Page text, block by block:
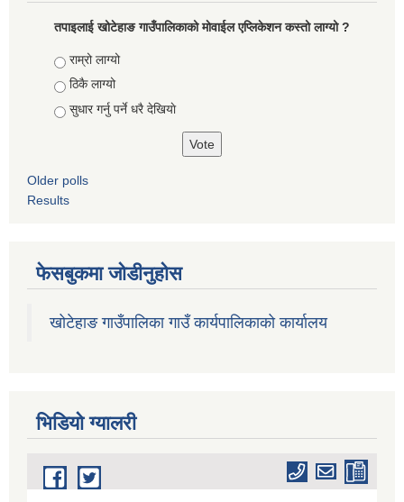
तपाइलाई खोटेहाङ गाउँपालिकाको माेवाईल एप्लिकेशन कस्तो लाग्यो ?
Choices
राम्रो लाग्यो
ठिकै लाग्यो
सुधार गर्नु पर्ने धरै देखियाे
Older polls
Results
फेसबुकमा जोडीनुहोस
खोटेहाङ गाउँपालिका गाउँ कार्यपालिकाको कार्यालय
भिडियाे ग्यालरी